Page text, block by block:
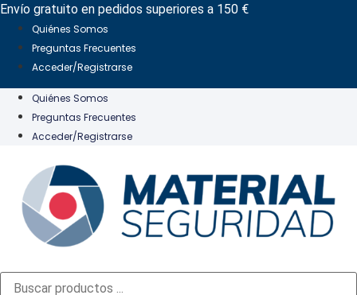
Ir
contenido
Envío gratuito en pedidos superiores a 150 €
Quiénes Somos
Preguntas Frecuentes
Acceder/Registrarse
Quiénes Somos
Preguntas Frecuentes
Acceder/Registrarse
Búsqueda